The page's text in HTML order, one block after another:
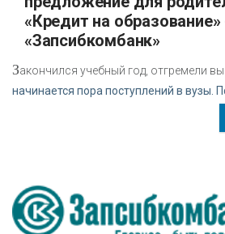
«Кредит на образование»
«Запсибкомбанк»
Закончился учебный год, отгремели
начинается пора поступлений в вузы.